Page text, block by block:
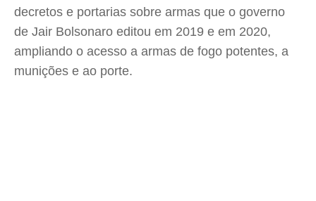
decretos e portarias sobre armas que o governo
de Jair Bolsonaro editou em 2019 e em 2020,
ampliando o acesso a armas de fogo potentes, a
munições e ao porte.